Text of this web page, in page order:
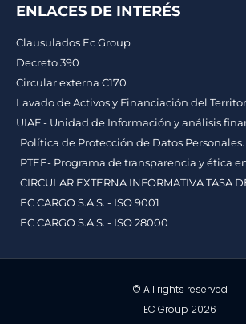
ENLACES DE INTERÉS
Clausulados Ec Group
Decreto 390
Circular externa C170
Lavado de Activos y Financiación del
UIAF - Unidad de Información y análisis
Política de Protección de Datos Personales.
PTEE- Programa de transparencia y ética
CIRCULAR EXTERNA INFORMATIVA TASA
EC CARGO S.A.S. - ISO 9001
EC CARGO S.A.S. - ISO 28000
© All rights reserved
EC Group 2026